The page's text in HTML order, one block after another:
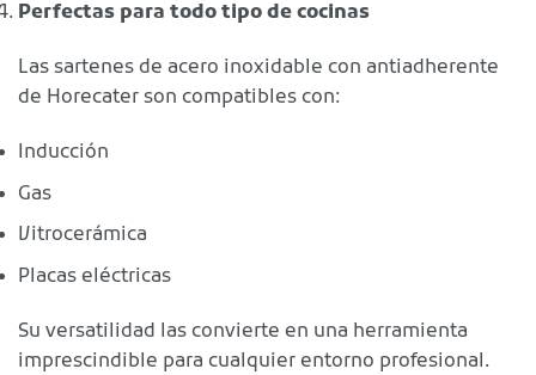
Perfectas para todo tipo de cocinas
Las sartenes de acero inoxidable con antiadherente
de Horecater son compatibles con:
Inducción
Gas
Vitrocerámica
Placas eléctricas
Su versatilidad las convierte en una herramienta
imprescindible para cualquier entorno profesional.